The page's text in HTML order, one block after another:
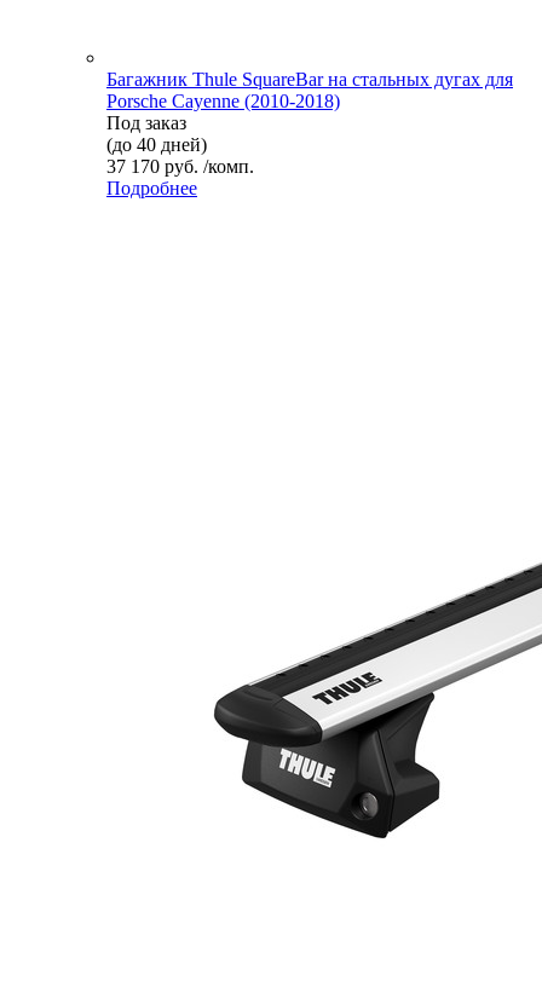
Багажник Thule SquareBar на стальных дугах для
Porsche Cayenne (2010-2018)
Под заказ
(до 40 дней)
37 170 руб. /комп.
Подробнее